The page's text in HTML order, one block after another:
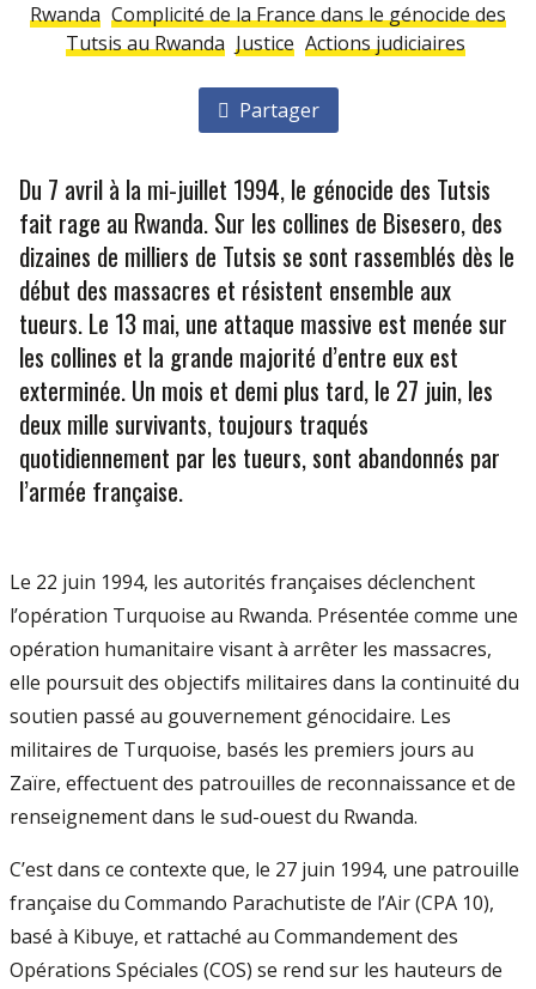
Rwanda Complicité de la France dans le génocide des
Tutsis au Rwanda Justice Actions judiciaires
Partager
Du 7 avril à la mi-juillet 1994, le génocide des Tutsis
fait rage au Rwanda. Sur les collines de Bisesero, des
dizaines de milliers de Tutsis se sont rassemblés dès le
début des massacres et résistent ensemble aux
tueurs. Le 13 mai, une attaque massive est menée sur
les collines et la grande majorité d’entre eux est
exterminée. Un mois et demi plus tard, le 27 juin, les
deux mille survivants, toujours traqués
quotidiennement par les tueurs, sont abandonnés par
l’armée française.
Le 22 juin 1994, les autorités françaises déclenchent
l’opération Turquoise au Rwanda. Présentée comme une
opération humanitaire visant à arrêter les massacres,
elle poursuit des objectifs militaires dans la continuité du
soutien passé au gouvernement génocidaire. Les
militaires de Turquoise, basés les premiers jours au
Zaïre, effectuent des patrouilles de reconnaissance et de
renseignement dans le sud-ouest du Rwanda.
C’est dans ce contexte que, le 27 juin 1994, une patrouille
française du Commando Parachutiste de l’Air (CPA 10),
basé à Kibuye, et rattaché au Commandement des
Opérations Spéciales (COS) se rend sur les hauteurs de